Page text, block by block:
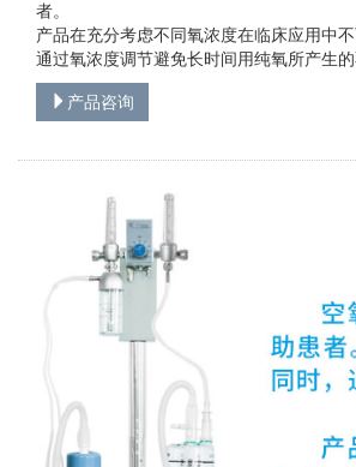
者。
产品在充分考虑不同氧浓度在临床应用中不
通过氧浓度调节避免长时间用纯氧所产生的
产品咨询